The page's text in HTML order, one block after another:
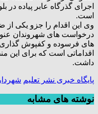
اجرای گذرگاه عابر پیاده در
است.
وی این اقدام را جزو یکی
درخواست های شهروندان
های فرسوده و کفپوش
اقداماتی است که برای این
داشت.
پایگاه خبری نشر تعلیم
نوشته های مشابه